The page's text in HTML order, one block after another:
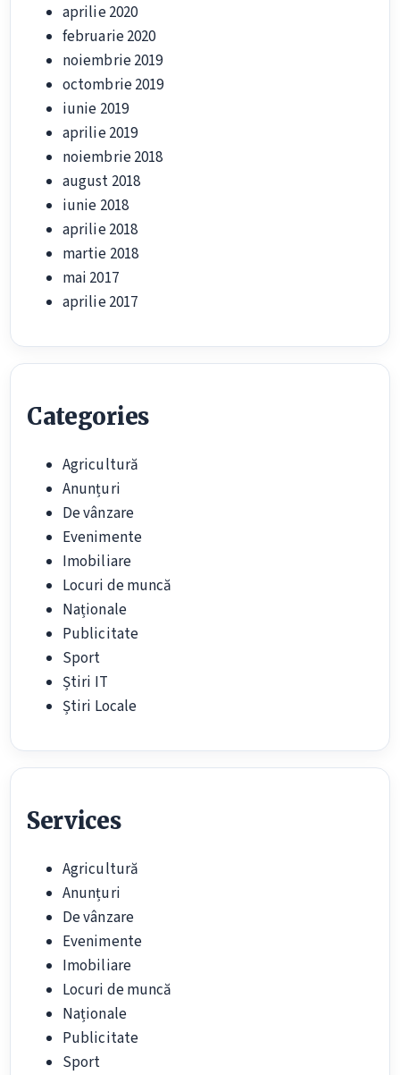
aprilie 2020
februarie 2020
noiembrie 2019
octombrie 2019
iunie 2019
aprilie 2019
noiembrie 2018
august 2018
iunie 2018
aprilie 2018
martie 2018
mai 2017
aprilie 2017
Categories
Agricultură
Anunțuri
De vânzare
Evenimente
Imobiliare
Locuri de muncă
Naționale
Publicitate
Sport
Știri IT
Știri Locale
Services
Agricultură
Anunțuri
De vânzare
Evenimente
Imobiliare
Locuri de muncă
Naționale
Publicitate
Sport